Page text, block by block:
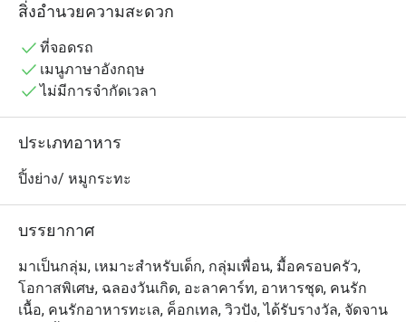
อาหารที่สะดวกสบายและถูกหลักศาสนา
เลือกได้จากเนื้อสัตว์และอาหารทะเลหลากหลายชนิด พร้อม
พรีเมียมที่หมักและย่างอย่างลงตัวในเตาย่างสเปน โจสเปอร์
ทำให้ที่นี่เป็นหนึ่งในจุดหมายของอาหารมุสลิมที่ดีที่สุด
ผ่อนคลายและเพลิดเพลินกับวันของคุณที่สระว่ายน้ำริมป่า
พร้อมน้ำตก รายล้อมด้วยต้นไม้ใหญ่สวยงามและสง่างาม!"
สิ่งอำนวยความสะดวก
ที่จอดรถ
เมนูภาษาอังกฤษ
ไม่มีการจำกัดเวลา
ประเภทอาหาร
ปิ้งย่าง/ หมูกระทะ
บรรยากาศ
มาเป็นกลุ่ม, เหมาะสำหรับเด็ก, กลุ่มเพื่อน, มื้อครอบครัว,
โอกาสพิเศษ, ฉลองวันเกิด, อะลาคาร์ท, อาหารชุด, คนรัก
เนื้อ, คนรักอาหารทะเล, ค็อกเทล, วิวปัง, ได้รับรางวัล, จัดจาน